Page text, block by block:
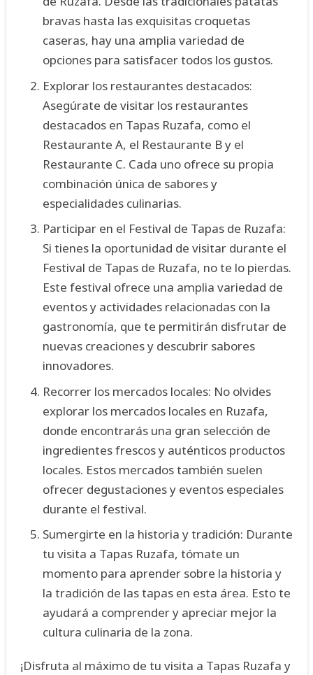
bravas hasta las exquisitas croquetas
caseras, hay una amplia variedad de
opciones para satisfacer todos los gustos.
Explorar los restaurantes destacados:
Asegúrate de visitar los restaurantes
destacados en Tapas Ruzafa, como el
Restaurante A, el Restaurante B y el
Restaurante C. Cada uno ofrece su propia
combinación única de sabores y
especialidades culinarias.
Participar en el Festival de Tapas de Ruzafa:
Si tienes la oportunidad de visitar durante el
Festival de Tapas de Ruzafa, no te lo pierdas.
Este festival ofrece una amplia variedad de
eventos y actividades relacionadas con la
gastronomía, que te permitirán disfrutar de
nuevas creaciones y descubrir sabores
innovadores.
Recorrer los mercados locales: No olvides
explorar los mercados locales en Ruzafa,
donde encontrarás una gran selección de
ingredientes frescos y auténticos productos
locales. Estos mercados también suelen
ofrecer degustaciones y eventos especiales
durante el festival.
Sumergirte en la historia y tradición: Durante
tu visita a Tapas Ruzafa, tómate un
momento para aprender sobre la historia y
la tradición de las tapas en esta área. Esto te
ayudará a comprender y apreciar mejor la
cultura culinaria de la zona.
¡Disfruta al máximo de tu visita a Tapas Ruzafa y